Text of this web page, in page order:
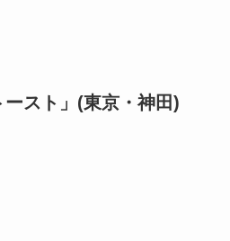
スト」(東京・神田)